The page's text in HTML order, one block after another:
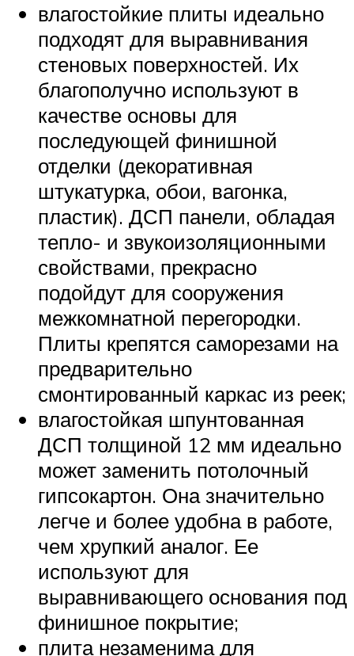
влагостойкие плиты идеально
подходят для выравнивания
стеновых поверхностей. Их
благополучно используют в
качестве основы для
последующей финишной
отделки (декоративная
штукатурка, обои, вагонка,
пластик). ДСП панели, обладая
тепло- и звукоизоляционными
свойствами, прекрасно
подойдут для сооружения
межкомнатной перегородки.
Плиты крепятся саморезами на
предварительно
смонтированный каркас из реек;
влагостойкая шпунтованная
ДСП толщиной 12 мм идеально
может заменить потолочный
гипсокартон. Она значительно
легче и более удобна в работе,
чем хрупкий аналог. Ее
используют для
выравнивающего основания под
финишное покрытие;
плита незаменима для